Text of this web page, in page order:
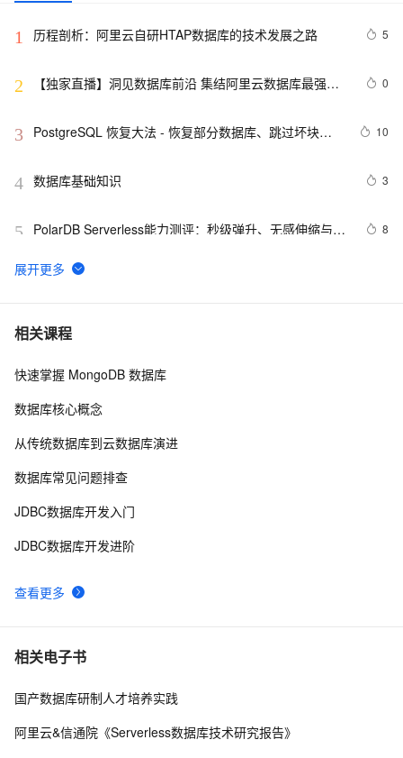
1 历程剖析：阿里云自研HTAP数据库的技术发展之路 5
2
【独家直播】洞见数据库前沿 集结阿里云数据库最强阵
0
3
PostgreSQL 恢复大法 - 恢复部分数据库、跳过坏块、
10
4 数据库基础知识 3
5
PolarDB Serverless能力测评：秒级弹升、无感伸缩与强
8
6 用ANNOVAR自建数据库注释基因组
7 征文分享｜OceanBase 3.1.2 数据库性能测试探索
8 【阿里云新品发布·周刊】第11期：云数据库 MySQL
10阿里云数据库 RDS SQL Server版实战【性能优化实践、
相关课程
查看更多
快速掌握 MongoDB 数据库
数据库核心概念
从传统数据库到云数据库演进
数据库常见问题排查
JDBC数据库开发入门
JDBC数据库开发进阶
相关电子书
国产数据库研制人才培养实践
阿里云&信通院《Serverless数据库技术研究报告》